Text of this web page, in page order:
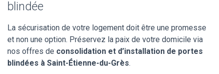
blindée
La sécurisation de votre logement doit être une promesse
et non une option. Préservez la paix de votre domicile via
nos offres de consolidation et d’installation de portes
blindées à Saint-Étienne-du-Grès.